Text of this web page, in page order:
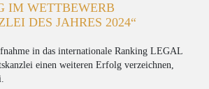
IM WETTBEWERB
DES JAHRES 2024“
in das internationale Ranking LEGAL
einen weiteren Erfolg verzeichnen,